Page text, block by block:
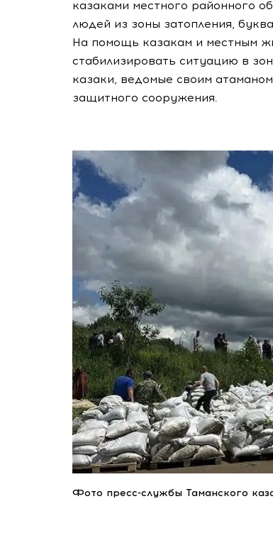
казаками местного районного
людей из зоны затопления,
На помощь казакам и местным
стабилизировать ситуацию в
казаки, ведомые своим
защитного сооружения.
Фото пресс-службы Таманского